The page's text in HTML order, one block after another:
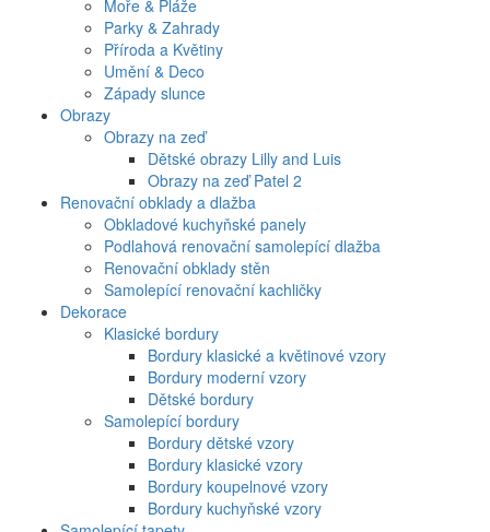
Moře & Pláže
Parky & Zahrady
Příroda a Květiny
Umění & Deco
Západy slunce
Obrazy
Obrazy na zeď
Dětské obrazy Lilly and Luis
Obrazy na zeď Patel 2
Renovační obklady a dlažba
Obkladové kuchyňské panely
Podlahová renovační samolepící dlažba
Renovační obklady stěn
Samolepící renovační kachličky
Dekorace
Klasické bordury
Bordury klasické a květinové vzory
Bordury moderní vzory
Dětské bordury
Samolepící bordury
Bordury dětské vzory
Bordury klasické vzory
Bordury koupelnové vzory
Bordury kuchyňské vzory